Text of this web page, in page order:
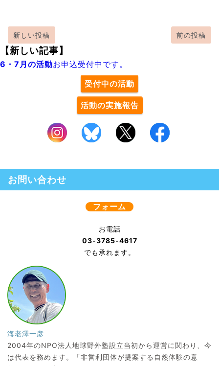
新しい投稿 前の投稿
【新しい記事】
6・7月の活動お申込受付中です。
受付中の活動
活動の実施報告
お問い合わせ
フォーム
お電話
03-3785-4617
でも承れます。
海老澤一彦
2004年のNPO法人地球野外塾設立当初から運営に関わり、今
は代表を務めます。「非営利団体が提案する自然体験の意